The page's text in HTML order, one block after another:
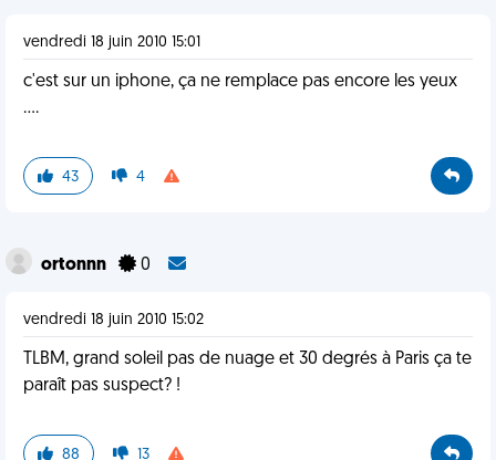
vendredi 18 juin 2010 15:01
c'est sur un iphone, ça ne remplace pas encore les yeux
....
43 4
ortonnn 0
vendredi 18 juin 2010 15:02
TLBM, grand soleil pas de nuage et 30 degrés à Paris ça te
paraît pas suspect? !
88 13